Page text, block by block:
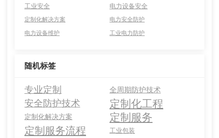
工业安全 电力设备安全
定制化解决方案
电力安全防护
电力设备维护
工业电力防护
随机标签
专业定制 全周期防护技术
安全防护技术 定制化工程
定制化解决方案 定制服务
定制服务流程 工业包装